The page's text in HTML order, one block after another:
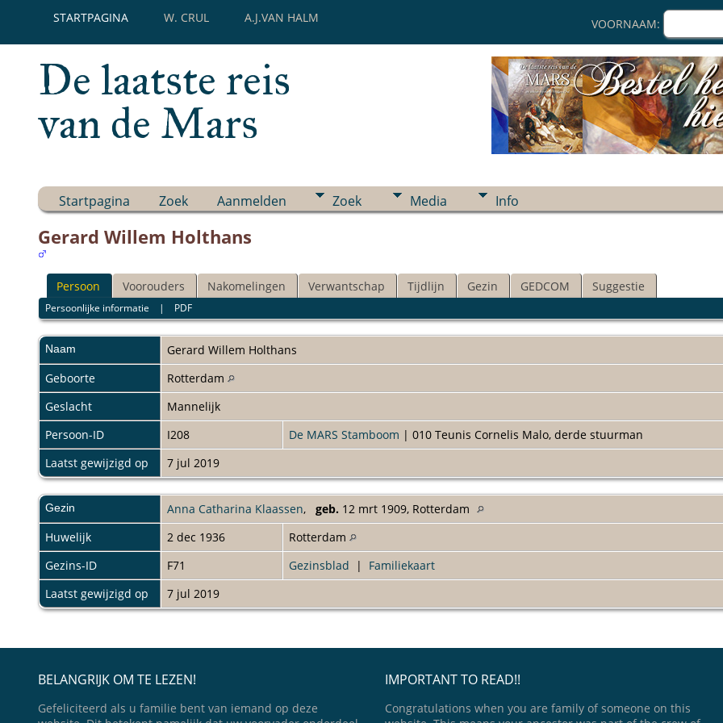
STARTPAGINA W. CRUL A.J.VAN HALM VOORNAAM:
De laatste reis
van de Mars
Startpagina Zoek Aanmelden Zoek Media Info
Gerard Willem Holthans
Persoon Voorouders Nakomelingen Verwantschap Tijdlijn Gezin GEDCOM Suggestie
Persoonlijke informatie | PDF
Naam Gerard Willem Holthans
Geboorte
Rotterdam
Geslacht
Mannelijk
Persoon-ID
I208 De MARS Stamboom | 010 Teunis Cornelis Malo, derde stuurman
Laatst gewijzigd op
7 jul 2019
Gezin Anna Catharina Klaassen, geb. 12 mrt 1909, Rotterdam
Huwelijk
2 dec 1936
Rotterdam
Gezins-ID
F71 Gezinsblad | Familiekaart
Laatst gewijzigd op
7 jul 2019
BELANGRIJK OM TE LEZEN!
Gefeliciteerd als u familie bent van iemand op deze
IMPORTANT TO READ!!
Congratulations when you are family of someone on this